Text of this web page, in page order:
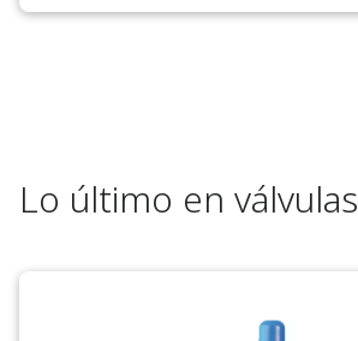
Lo último en válvulas